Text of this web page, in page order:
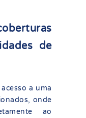
de
a uma
onde
ao